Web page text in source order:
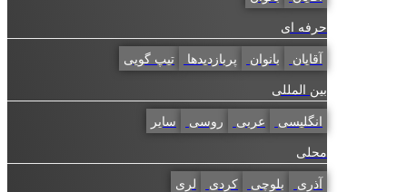
حرفه ای
آقایان بانوان پربازدیدها تیپ گویی
بین المللی
انگلیسی عربی روسی سایر
محلی
آذری بلوچی کردی لری